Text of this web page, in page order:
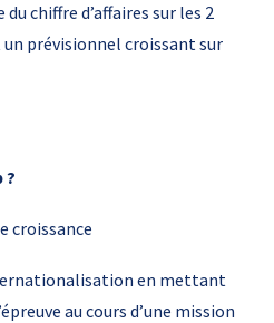
chiffre d’affaires sur les 2
prévisionnel croissant sur
?
croissance
en mettant
au cours d’une mission